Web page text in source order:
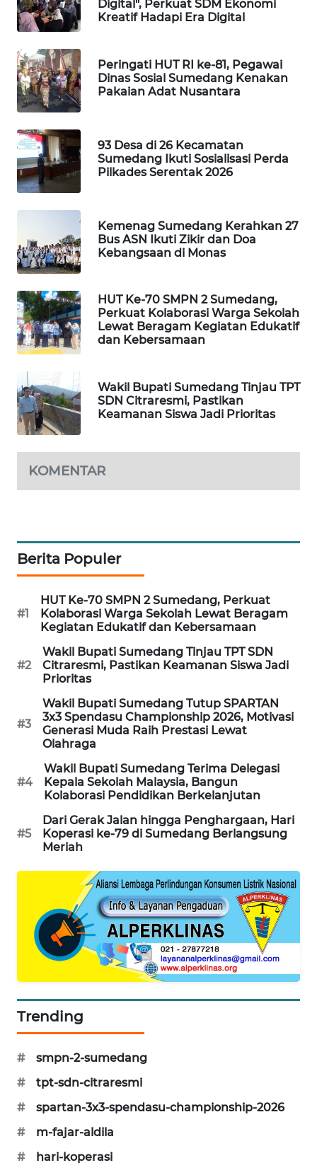
Digital", Perkuat SDM Ekonomi
Kreatif Hadapi Era Digital
Peringati HUT RI ke-81, Pegawai
Dinas Sosial Sumedang Kenakan
Pakaian Adat Nusantara
93 Desa di 26 Kecamatan
Sumedang Ikuti Sosialisasi Perda
Pilkades Serentak 2026
Kemenag Sumedang Kerahkan 27
Bus ASN Ikuti Zikir dan Doa
Kebangsaan di Monas
HUT Ke-70 SMPN 2 Sumedang,
Perkuat Kolaborasi Warga Sekolah
Lewat Beragam Kegiatan Edukatif
dan Kebersamaan
Wakil Bupati Sumedang Tinjau TPT
SDN Citraresmi, Pastikan
Keamanan Siswa Jadi Prioritas
KOMENTAR
Berita Populer
#1
HUT Ke-70 SMPN 2 Sumedang, Perkuat
Kolaborasi Warga Sekolah Lewat Beragam
Kegiatan Edukatif dan Kebersamaan
#2
Wakil Bupati Sumedang Tinjau TPT SDN
Citraresmi, Pastikan Keamanan Siswa Jadi
Prioritas
#3
Wakil Bupati Sumedang Tutup SPARTAN
3x3 Spendasu Championship 2026, Motivasi
Generasi Muda Raih Prestasi Lewat
Olahraga
#4
Wakil Bupati Sumedang Terima Delegasi
Kepala Sekolah Malaysia, Bangun
Kolaborasi Pendidikan Berkelanjutan
#5
Dari Gerak Jalan hingga Penghargaan, Hari
Koperasi ke-79 di Sumedang Berlangsung
Meriah
Trending
#
smpn-2-sumedang
#
tpt-sdn-citraresmi
#
spartan-3x3-spendasu-championship-2026
#
m-fajar-aldila
#
hari-koperasi
FORJASIDA
TAMBANG
NEWS
SITUNGIR
NEWS
SIDIKALANG
NEWS
SIBARAGAS
METRO
SIANTAR
NEWS
METRO
MEDAN
NEWS
JAKARTA
NEWS
NEWS
KARING
NEWS
JURNAL
MARITIM
HUMBANG
NEWS
GARONGGANG
NEWS
FISUELRI
ID
ENERGI
NEWS
NEWS
BERKAT
NEWS
BERAMPU
NEWS
NEWS
AKHLAK
ID
PERAPKI